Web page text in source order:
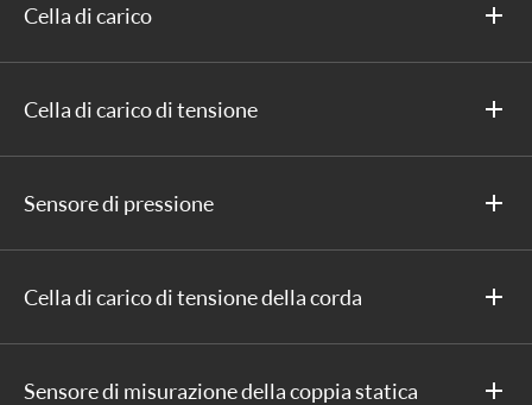
Cella di carico
Cella di carico di tensione
Sensore di pressione
Cella di carico di tensione della corda
Sensore di misurazione della coppia statica